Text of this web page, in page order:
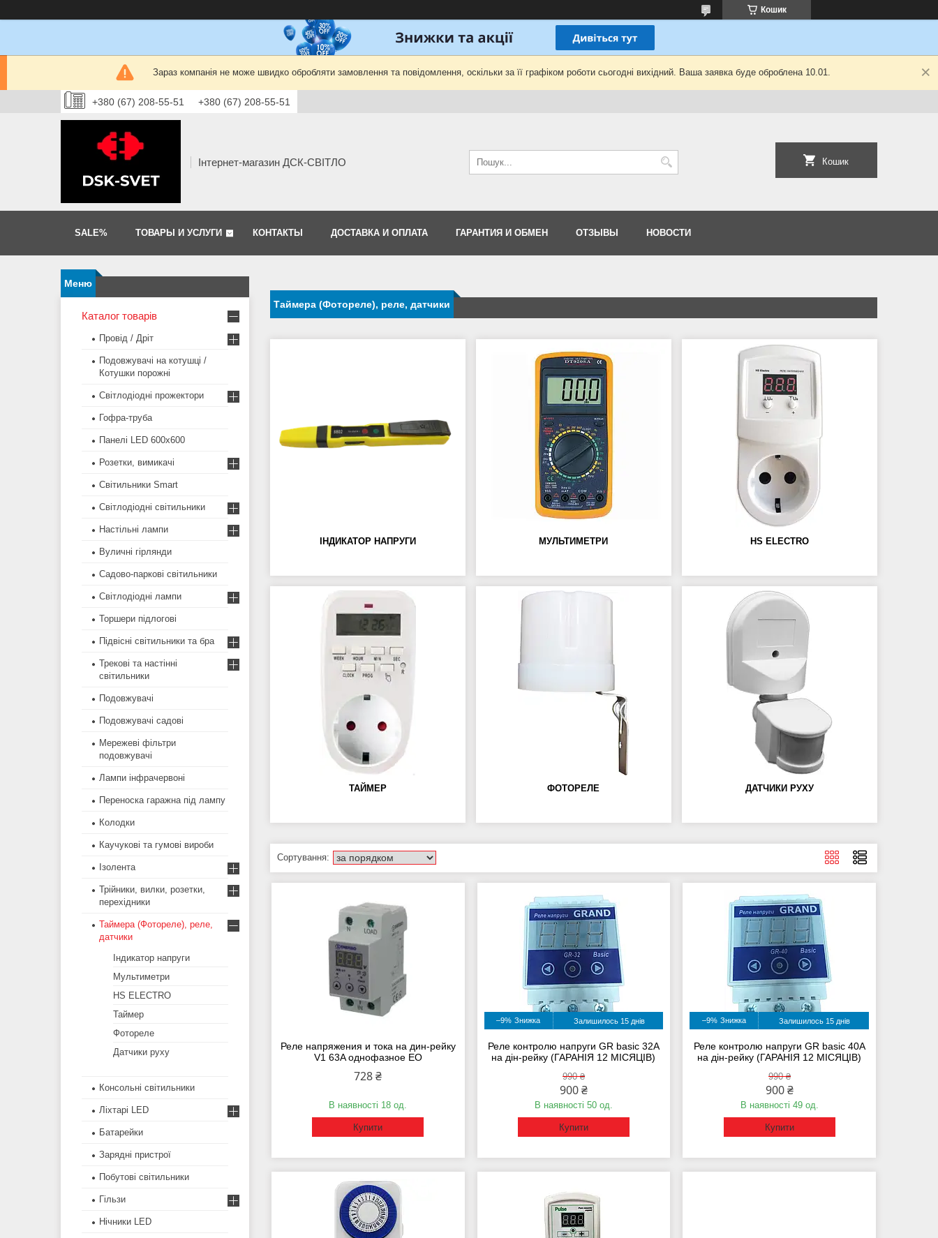
Кошик
Зараз компанія не може швидко обробляти замовлення та повідомлення, оскільки за її графіком роботи сьогодні вихідний. Ваша заявка буде оброблена 10.01.
+380 (67) 208-55-51 +380 (67) 208-55-51
Інтернет-магазин ДСК-СВІТЛО Кошик
SALE% ТОВАРЫ И УСЛУГИ КОНТАКТЫ ДОСТАВКА И ОПЛАТА ГАРАНТИЯ И ОБМЕН ОТЗЫВЫ НОВОСТИ
Таймера (Фотореле), реле, датчики
ІНДИКАТОР НАПРУГИ МУЛЬТИМЕТРИ HS ELECTRO
ТАЙМЕР ФОТОРЕЛЕ ДАТЧИКИ РУХУ
Реле напряжения и тока на дин-рейку
V1 63A однофазное EO
728 ₴
В наявності 18 од.
Купити
–9% Залишилось 15 днів
Реле контролю напруги GR basic 32А
на дін-рейку (ГАРАНІЯ 12 МІСЯЦІВ)
990 ₴
900 ₴
В наявності 50 од.
Купити
–9% Залишилось 15 днів
Реле контролю напруги GR basic 40А
на дін-рейку (ГАРАНІЯ 12 МІСЯЦІВ)
990 ₴
900 ₴
В наявності 49 од.
Купити
Каталог товарів
Провід / Дріт
Подовжувачі на котушці /
Котушки порожні
Світлодіодні прожектори
Гофра-труба
Панелі LED 600х600
Розетки, вимикачі
Світильники Smart
Світлодіодні світильники
Настільні лампи
Вуличні гірлянди
Садово-паркові світильники
Світлодіодні лампи
Торшери підлогові
Підвісні світильники та бра
Трекові та настінні
світильники
Подовжувачі
Подовжувачі садові
Мережеві фільтри
подовжувачі
Лампи інфрачервоні
Переноска гаражна під лампу
Колодки
Каучукові та гумові вироби
Ізолента
Трійники, вилки, розетки,
перехідники
Таймера (Фотореле), реле,
датчики
Індикатор напруги
Мультиметри
HS ELECTRO
Таймер
Фотореле
Датчики руху
Консольні світильники
Ліхтарі LED
Батарейки
Зарядні пристрої
Побутові світильники
Гільзи
Нічники LED